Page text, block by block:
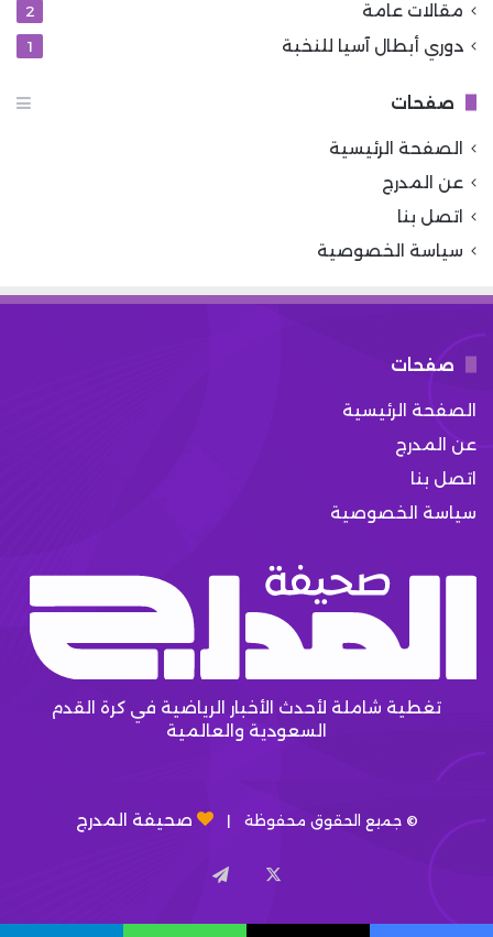
مقالات عامة 2
دوري أبطال آسيا للنخبة 1
صفحات
الصفحة الرئيسية
عن المدرج
اتصل بنا
سياسة الخصوصية
صفحات
الصفحة الرئيسية
عن المدرج
اتصل بنا
سياسة الخصوصية
تغطية شاملة لأحدث الأخبار الرياضية في كرة القدم
السعودية والعالمية
© جميع الحقوق محفوظة | صحيفة المدرج
تيلقرام